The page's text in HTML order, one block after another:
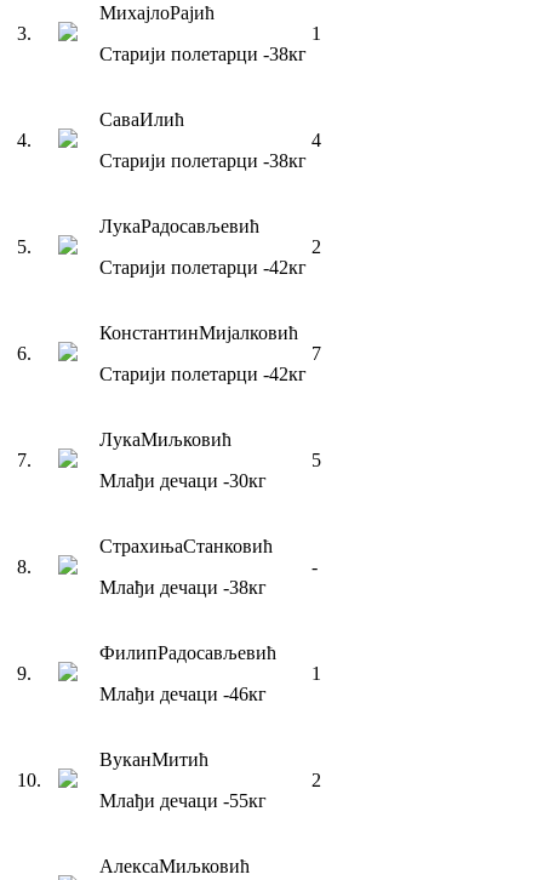
3.
МихајлоРајић
Старији полетарци -38кг
1
4.
СаваИлић
Старији полетарци -38кг
4
5.
ЛукаРадосављевић
Старији полетарци -42кг
2
6.
КонстантинМијалковић
Старији полетарци -42кг
7
7.
ЛукаМиљковић
Млађи дечаци -30кг
5
8.
СтрахињаСтанковић
Млађи дечаци -38кг
-
9.
ФилипРадосављевић
Млађи дечаци -46кг
1
10.
ВуканМитић
Млађи дечаци -55кг
2
АлексаМиљковић